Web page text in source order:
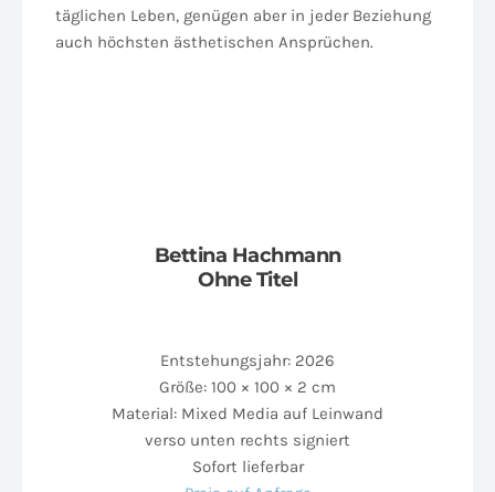
täglichen Leben, genügen aber in jeder Beziehung
auch höchsten ästhetischen Ansprüchen.
Bettina Hachmann
Ohne Titel
Entstehungsjahr: 2026
Größe: 100 × 100 × 2 cm
Material: Mixed Media auf Leinwand
verso unten rechts signiert
Sofort lieferbar